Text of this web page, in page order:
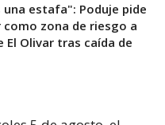
una estafa": Poduje pide
como zona de riesgo a
El Olivar tras caída de